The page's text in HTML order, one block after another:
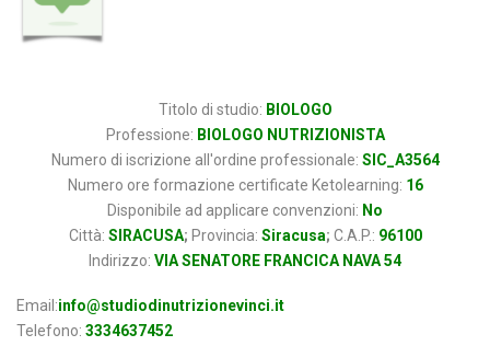
Titolo di studio: BIOLOGO
Professione: BIOLOGO NUTRIZIONISTA
Numero di iscrizione all'ordine professionale: SIC_A3564
Numero ore formazione certificate Ketolearning: 16
Disponibile ad applicare convenzioni: No
Città: SIRACUSA; Provincia: Siracusa; C.A.P.: 96100
Indirizzo: VIA SENATORE FRANCICA NAVA 54
Email:info@studiodinutrizionevinci.it
Telefono: 3334637452